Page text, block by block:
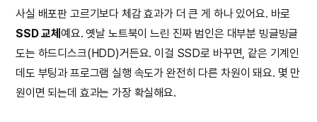
사실 배포판 고르기보다 체감 효과가 더 큰 게 하나 있어요. 바로
SSD 교체예요. 옛날 노트북이 느린 진짜 범인은 대부분 빙글빙글
도는 하드디스크(HDD)거든요. 이걸 SSD로 바꾸면, 같은 기계인
데도 부팅과 프로그램 실행 속도가 완전히 다른 차원이 돼요. 몇 만
원이면 되는데 효과는 가장 확실해요.